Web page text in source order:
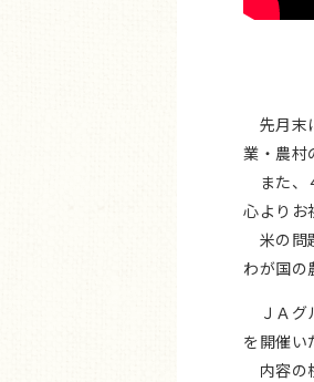
先月末
業・農村
また、
心よりお
米の問
わが国の
ＪＡグ
を開催い
内容の